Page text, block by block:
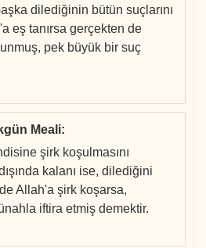
dilediğinin bütün suçlarını
eş tanırsa gerçekten de
pek büyük bir suç
Meali:
şirk koşulmasını
kalanı ise, dilediğini
Allah'a şirk koşarsa,
iftira etmiş demektir.